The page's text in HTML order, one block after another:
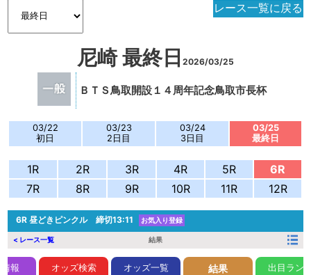
レース一覧に戻る
尼崎 最終日 2026/03/25
ＢＴＳ鳥取開設１４周年記念鳥取市長杯
03/22
初日
03/23
2日目
03/24
3日目
03/25
最終日
1R 2R 3R 4R 5R
6R
7R
8R 9R 10R 11R 12R
6R昼どきピンクル 締切13:11 お気入り登録
< レース一覧 結果
報 オッズ検索 オッズ一覧 結果 出目ラン